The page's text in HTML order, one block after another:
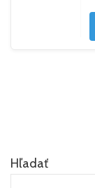
Hľadať